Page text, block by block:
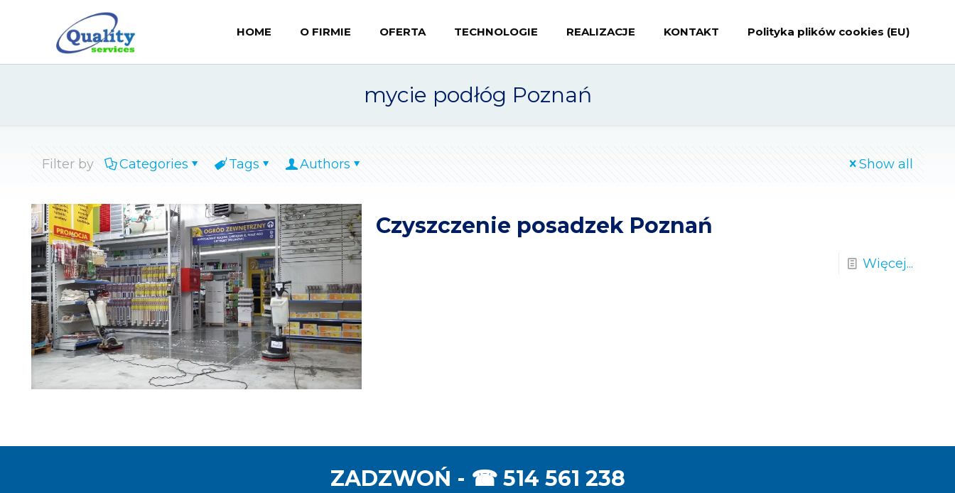
HOME O FIRMIE OFERTA TECHNOLOGIE REALIZACJE KONTAKT Polityka plików cookies (EU)
mycie podłóg Poznań
Filter by Categories Tags Authors Show all
Czyszczenie posadzek Poznań
Więcej...
ZADZWOŃ - ☎ 514 561 238